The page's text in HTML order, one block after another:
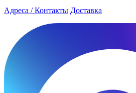
Адреса / Контакты Доставка